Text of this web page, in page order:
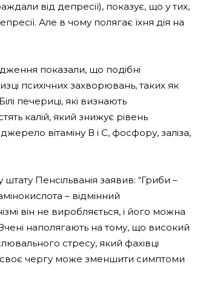
від депресії), показує, що у тих,
Але в чому полягає їхня дія на
показали, що подібні
психічних захворювань, таких як
печериці, які визнають
калій, який знижує рівень
вітаміну В і С, фосфору, заліза,
Пенсільванія заявив: “Гриби –
– відмінний
він не виробляється, і його можна
наполягають на тому, що високий
стресу, який фахівці
чергу може зменшити симптоми